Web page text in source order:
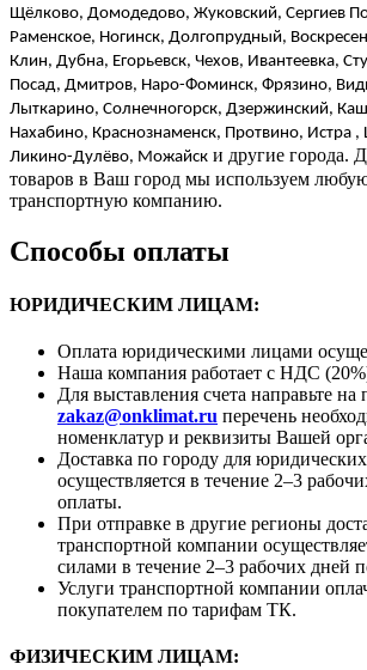
Щёлково, Домодедово, Жуковский, Сергиев
Раменское, Ногинск, Долгопрудный,
Клин, Дубна, Егорьевск, Чехов, Ивантеевка,
Посад, Дмитров, Наро-Фоминск, Фрязино,
Лыткарино, Солнечногорск, Дзержинский,
Нахабино, Краснознаменск, Протвино, Истра
Ликино-Дулёво, Можайск и другие города.
товаров в Ваш город мы используем
транспортную компанию.
Способы оплаты
ЮРИДИЧЕСКИМ ЛИЦАМ:
Оплата юридическими лицами
Наша компания работает с НДС
Для выставления счета направьте на
zakaz@onklimat.ru перечень
номенклатур и реквизиты Вашей
Доставка по городу для
осуществляется в течение 2–3
оплаты.
При отправке в другие регионы
транспортной компании
силами в течение 2–3 рабочих дней
Услуги транспортной компании
покупателем по тарифам ТК.
ФИЗИЧЕСКИМ ЛИЦАМ: